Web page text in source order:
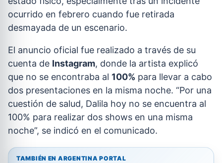
ocurrido en febrero cuando fue retirada
desmayada de un escenario.
El anuncio oficial fue realizado a través de su
cuenta de Instagram, donde la artista explicó
que no se encontraba al 100% para llevar a cabo
dos presentaciones en la misma noche. “Por una
cuestión de salud, Dalila hoy no se encuentra al
100% para realizar dos shows en una misma
noche”, se indicó en el comunicado.
TAMBIÉN EN ARGENTINA PORTAL